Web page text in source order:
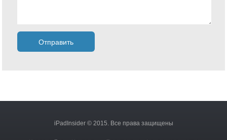
iPadInsider © 2015. Все права защищены